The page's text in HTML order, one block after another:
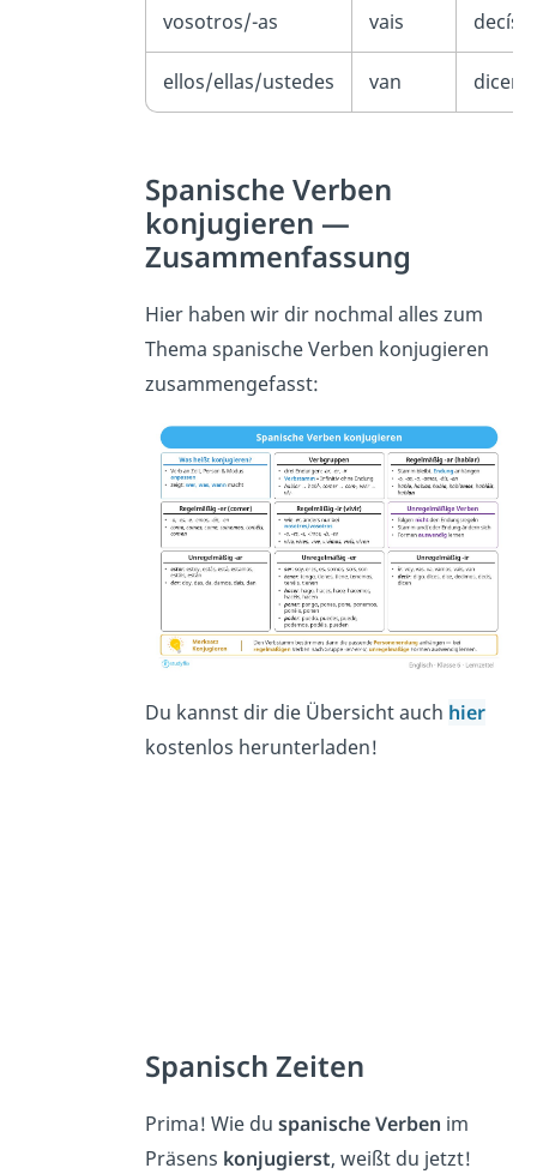
vosotros/-as vais decís
ellos/ellas/ustedes van dicen
Spanische Verben
konjugieren —
Zusammenfassung
Hier haben wir dir nochmal alles zum
Thema spanische Verben konjugieren
zusammengefasst:
Du kannst dir die Übersicht auch hier
kostenlos herunterladen!
Spanisch Zeiten
Prima! Wie du spanische Verben im
Präsens konjugierst, weißt du jetzt!